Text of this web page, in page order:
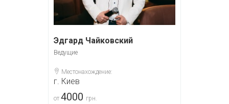
Эдгард Чайковский
Ведущие
Местонахождение:
г. Киев
от 4000 грн.